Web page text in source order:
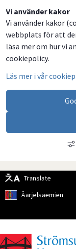
Vi använder kakor
Vi använder kakor
webbplats för att
läsa mer om hur vi
cookiepolicy.
Läs mer i vår
Translate
Åarjelsaemien
Dela
på
Facebook
Dela
på
Twitter
Dela
på
LinkedIn
Dela
via
email